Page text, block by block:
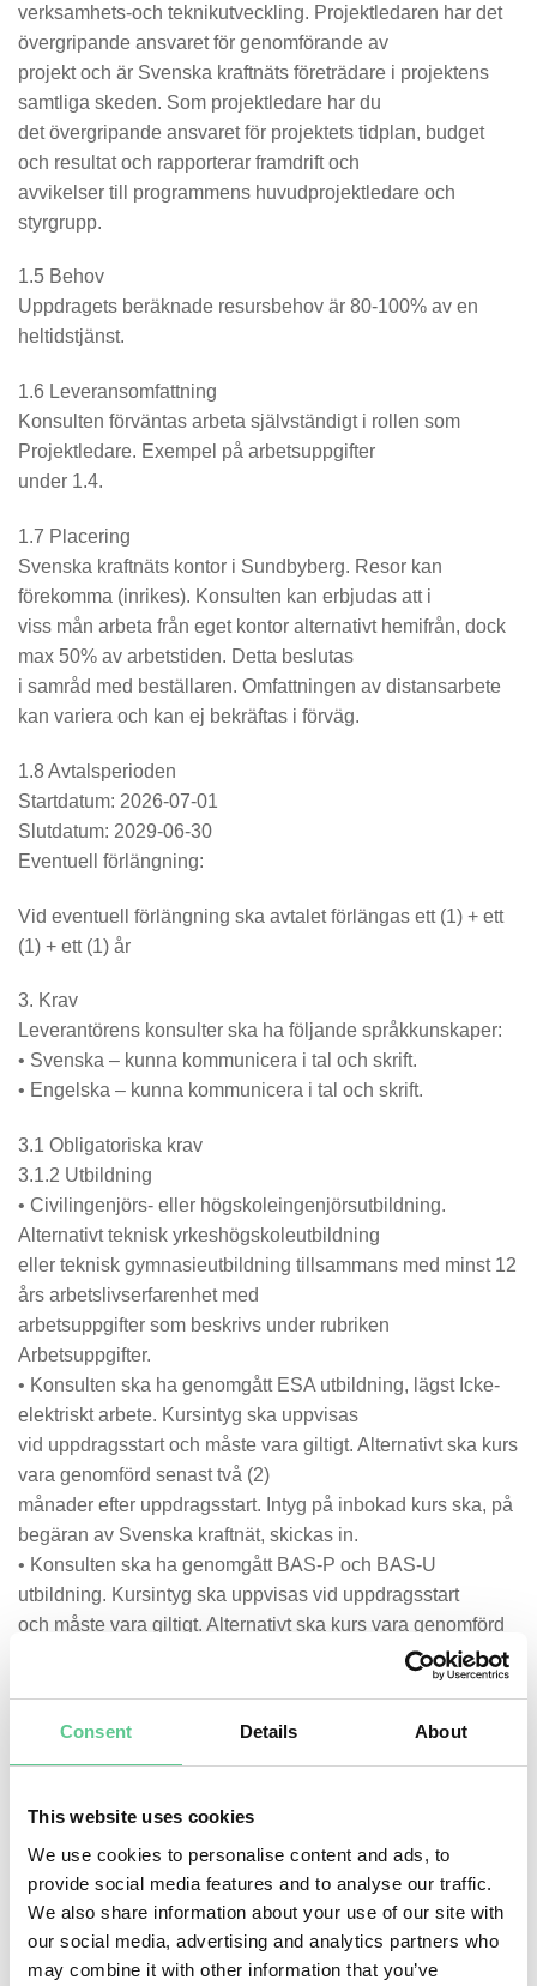
Consent Details About
This website uses cookies
We use cookies to personalise content and ads, to
provide social media features and to analyse our traffic.
We also share information about your use of our site with
our social media, advertising and analytics partners who
may combine it with other information that you’ve
verksamhets-och teknikutveckling. Projektledaren har det
övergripande ansvaret för genomförande av
projekt och är Svenska kraftnäts företrädare i projektens
samtliga skeden. Som projektledare har du
det övergripande ansvaret för projektets tidplan, budget
och resultat och rapporterar framdrift och
avvikelser till programmens huvudprojektledare och
styrgrupp.
1.5 Behov
Uppdragets beräknade resursbehov är 80-100% av en
heltidstjänst.
1.6 Leveransomfattning
Konsulten förväntas arbeta självständigt i rollen som
Projektledare. Exempel på arbetsuppgifter
under 1.4.
1.7 Placering
Svenska kraftnäts kontor i Sundbyberg. Resor kan
förekomma (inrikes). Konsulten kan erbjudas att i
viss mån arbeta från eget kontor alternativt hemifrån, dock
max 50% av arbetstiden. Detta beslutas
i samråd med beställaren. Omfattningen av distansarbete
kan variera och kan ej bekräftas i förväg.
1.8 Avtalsperioden
Startdatum: 2026-07-01
Slutdatum: 2029-06-30
Eventuell förlängning:
Vid eventuell förlängning ska avtalet förlängas ett (1) + ett
(1) + ett (1) år
3. Krav
Leverantörens konsulter ska ha följande språkkunskaper:
• Svenska – kunna kommunicera i tal och skrift.
• Engelska – kunna kommunicera i tal och skrift.
3.1 Obligatoriska krav
3.1.2 Utbildning
• Civilingenjörs- eller högskoleingenjörsutbildning.
Alternativt teknisk yrkeshögskoleutbildning
eller teknisk gymnasieutbildning tillsammans med minst 12
års arbetslivserfarenhet med
arbetsuppgifter som beskrivs under rubriken
Arbetsuppgifter.
• Konsulten ska ha genomgått ESA utbildning, lägst Icke-
elektriskt arbete. Kursintyg ska uppvisas
vid uppdragsstart och måste vara giltigt. Alternativt ska kurs
vara genomförd senast två (2)
månader efter uppdragsstart. Intyg på inbokad kurs ska, på
begäran av Svenska kraftnät, skickas in.
• Konsulten ska ha genomgått BAS-P och BAS-U
utbildning. Kursintyg ska uppvisas vid uppdragsstart
och måste vara giltigt. Alternativt ska kurs vara genomförd
uppdragsstart. Intyg på inbokad kurs ska, på begäran av
3.1.3 Kompetens och erfarenhet
eller delprojektledare inom
beställarorganisation för stora (budget > 200 msek, tidplan
> 5 år), komplexa projekt inom
infrastruktur/samhällsbyggnad/anläggning eller
motsvarande.
• Minst 4 års arbetslivserfarenhet av styrning och